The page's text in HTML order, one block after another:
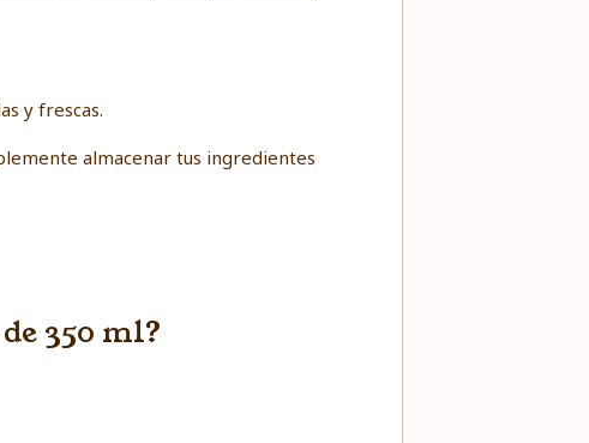
y frescas.
almacenar tus ingredientes
350 ml?